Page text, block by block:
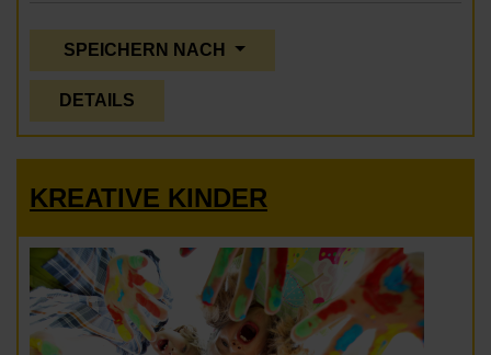
SPEICHERN NACH
DETAILS
KREATIVE KINDER